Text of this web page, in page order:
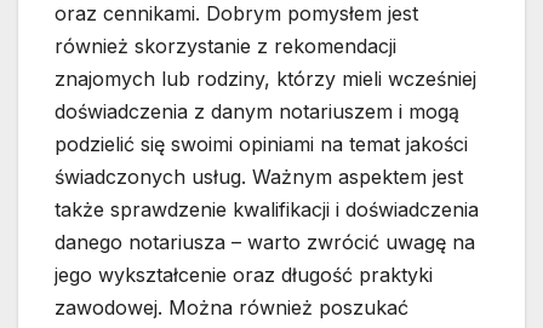
oraz cennikami. Dobrym pomysłem jest
również skorzystanie z rekomendacji
znajomych lub rodziny, którzy mieli wcześniej
doświadczenia z danym notariuszem i mogą
podzielić się swoimi opiniami na temat jakości
świadczonych usług. Ważnym aspektem jest
także sprawdzenie kwalifikacji i doświadczenia
danego notariusza – warto zwrócić uwagę na
jego wykształcenie oraz długość praktyki
zawodowej. Można również poszukać